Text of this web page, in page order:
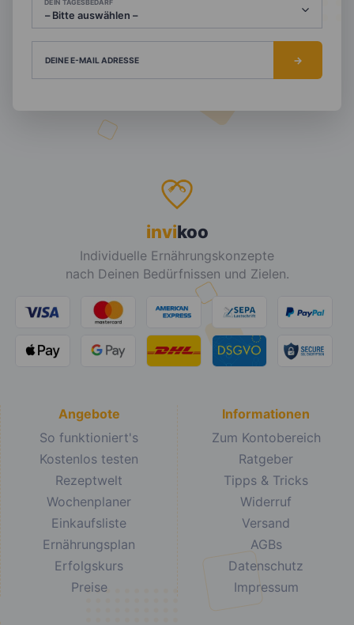
DEIN TAGESBEDARF
DEINE E-MAIL ADRESSE
invikoo
Individuelle Ernährungskonzepte
nach Deinen Bedürfnissen und Zielen.
Angebote
So funktioniert's
Kostenlos testen
Rezeptwelt
Wochenplaner
Einkaufsliste
Ernährungsplan
Erfolgskurs
Preise
Informationen
Zum Kontobereich
Ratgeber
Tipps & Tricks
Widerruf
Versand
AGBs
Datenschutz
Impressum